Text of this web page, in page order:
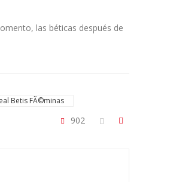
las béticas después de
Betis FÃ©minas
902